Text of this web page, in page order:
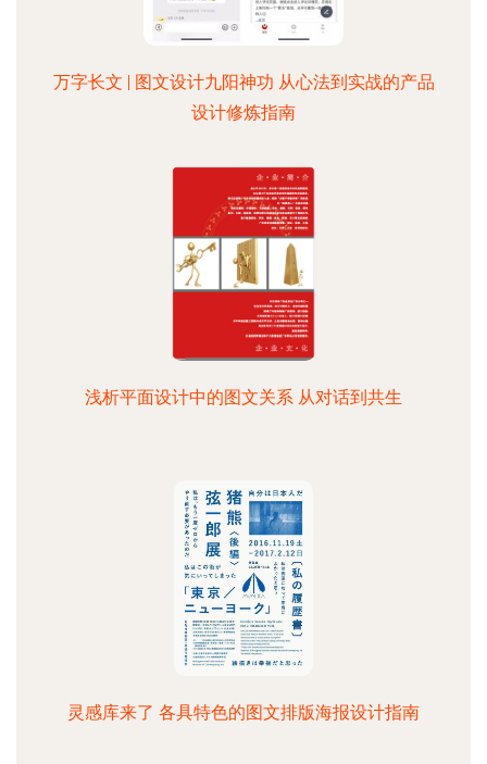
万字长文 | 图文设计九阳神功 从心法到实战的产品
设计修炼指南
浅析平面设计中的图文关系 从对话到共生
灵感库来了 各具特色的图文排版海报设计指南